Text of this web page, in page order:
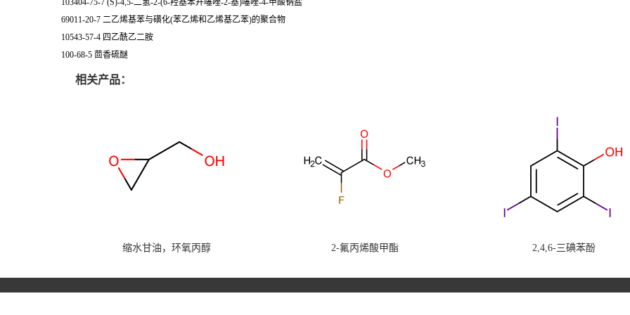
69011-20-7 二乙烯基苯与磺化(苯乙烯和乙烯基乙苯)的聚合物
10543-57-4 四乙酰乙二胺
100-68-5 茴香硫醚
相关产品：
缩水甘油，环氧丙醇 2-氟丙烯酸甲酯 2,4,6-三碘苯酚